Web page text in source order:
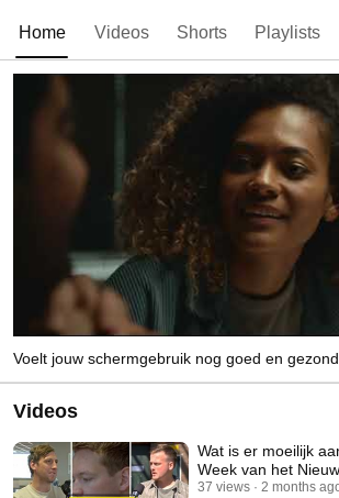
Home Videos Shorts Playlists
Voelt jouw schermgebruik nog goed en
Videos
Wat is er moeilijk
Week van het
37 views 2 months